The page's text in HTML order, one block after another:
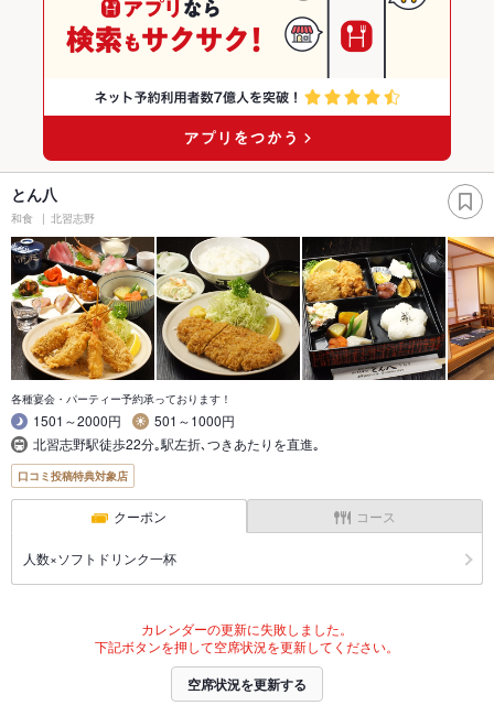
とん八
和食 北習志野
各種宴会・パーティー予約承っております！
1501～2000円
501～1000円
北習志野駅徒歩22分｡駅左折､つきあたりを直進｡
口コミ投稿特典対象店
クーポン コース
人数×ソフトドリンク一杯
カレンダーの更新に失敗しました。
下記ボタンを押して空席状況を更新してください。
空席状況を更新する